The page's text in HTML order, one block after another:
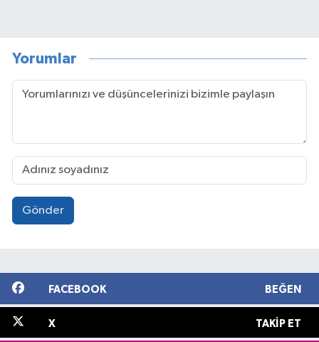
Yorumlar
Gönder
FACEBOOK BEĞEN
X TAKIP ET